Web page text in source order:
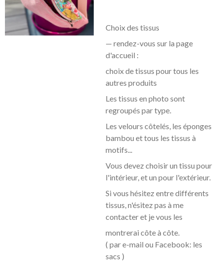
Choix des tissus
— rendez-vous sur la page
d'accueil :
choix de tissus pour tous les
autres produits
Les tissus en photo sont
regroupés par type.
Les velours côtelés, les éponges
bambou et tous les tissus à
motifs...
Vous devez choisir un tissu pour
l'intérieur, et un pour l'extérieur.
Si vous hésitez entre différents
tissus, n'ésitez pas à me
contacter et je vous les
montrerai côte à côte.
( par e-mail ou Facebook: les
sacs )